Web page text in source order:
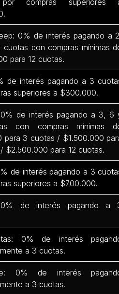
0% de interés pagando a
con compras mínimas
para 12 cuotas.
de interés pagando a 3
superiores a $300.000.
0% de interés pagando a 3, 6
con compras mínimas
para 3 cuotas / $1.500.000
$2.500.000 para 12 cuotas.
de interés pagando a 3
superiores a $700.000.
0% de interés pagando a
0% de interés
a 3 cuotas.
0% de interés
a 3 cuotas.